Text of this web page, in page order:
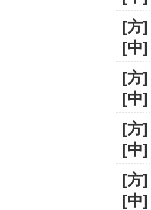
[方]
[中]
[方]
[中]
[方]
[中]
[方]
[中]